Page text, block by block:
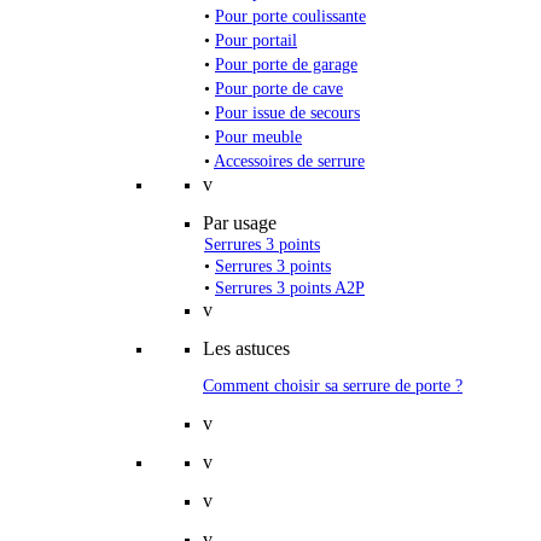
• Pour porte coulissante
• Pour portail
• Pour porte de garage
• Pour porte de cave
• Pour issue de secours
• Pour meuble
• Accessoires de serrure
v
Par usage
Serrures 3 points
• Serrures 3 points
• Serrures 3 points A2P
v
Les astuces
Comment choisir sa serrure de porte ?
v
v
v